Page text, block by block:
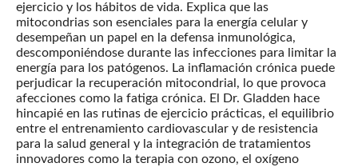
ejercicio y los hábitos de vida. Explica que las
mitocondrias son esenciales para la energía celular y
desempeñan un papel en la defensa inmunológica,
descomponiéndose durante las infecciones para limitar la
energía para los patógenos. La inflamación crónica puede
perjudicar la recuperación mitocondrial, lo que provoca
afecciones como la fatiga crónica. El Dr. Gladden hace
hincapié en las rutinas de ejercicio prácticas, el equilibrio
entre el entrenamiento cardiovascular y de resistencia
para la salud general y la integración de tratamientos
innovadores como la terapia con ozono, el oxígeno